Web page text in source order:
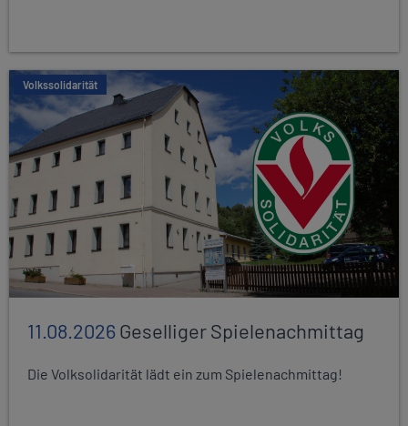
Volkssolidarität
11.08.2026Geselliger Spielenachmittag
Die Volksolidarität lädt ein zum Spielenachmittag!